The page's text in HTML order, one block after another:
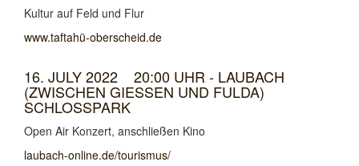
Kultur auf Feld und Flur
www.taftahü-oberscheid.de
16. JULY 2022 20:00 UHR - LAUBACH
(ZWISCHEN GIESSEN UND FULDA) S
CHLOSSPARK
Open Air Konzert, anschließen Kino
laubach-online.de/tourismus/